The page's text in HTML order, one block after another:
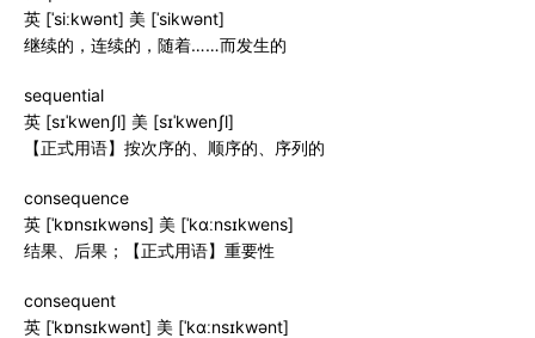
英 [ˈsiːkwənt] 美 [ˈsikwənt]
继续的，连续的，随着……而发生的
sequential
英 [sɪˈkwenʃl] 美 [sɪˈkwenʃl]
【正式用语】按次序的、顺序的、序列的
consequence
英 [ˈkɒnsɪkwəns] 美 [ˈkɑːnsɪkwens]
结果、后果；【正式用语】重要性
consequent
英 [ˈkɒnsɪkwənt] 美 [ˈkɑːnsɪkwənt]